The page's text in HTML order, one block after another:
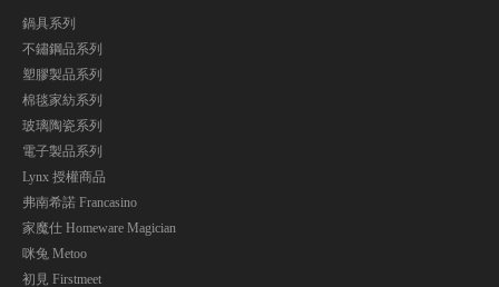
鍋具系列
不鏽鋼品系列
塑膠製品系列
棉毯家紡系列
玻璃陶瓷系列
電子製品系列
Lynx 授權商品
弗南希諾 Francasino
家魔仕 Homeware Magician
咪兔 Metoo
初見 Firstmeet